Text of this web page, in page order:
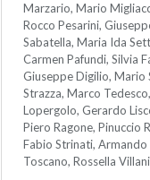
Marzario, Mario
Rocco Pesarini,
Sabatella, Maria Ida
Carmen Pafundi, Silvia
Giuseppe Digilio, Mario
Strazza, Marco
Lopergolo, Gerardo
Piero Ragone, Pinuccio
Fabio Strinati,
Toscano, Rossella